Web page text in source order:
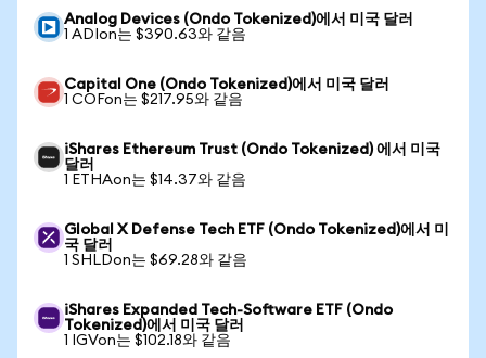
Analog Devices (Ondo Tokenized)에서 미국 달러
1 ADIon는 $390.63와 같음
Capital One (Ondo Tokenized)에서 미국 달러
1 COFon는 $217.95와 같음
iShares Ethereum Trust (Ondo Tokenized) 에서 미국
달러
1 ETHAon는 $14.37와 같음
Global X Defense Tech ETF (Ondo Tokenized)에서 미
국 달러
1 SHLDon는 $69.28와 같음
iShares Expanded Tech-Software ETF (Ondo
Tokenized)에서 미국 달러
1 IGVon는 $102.18와 같음